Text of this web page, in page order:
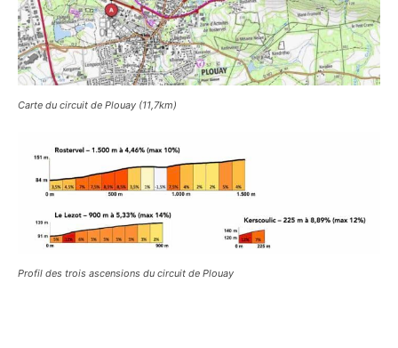
Carte du circuit de Plouay (11,7km)
Profil des trois ascensions du circuit de Plouay